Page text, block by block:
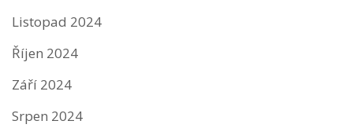
Listopad 2024
Říjen 2024
Září 2024
Srpen 2024